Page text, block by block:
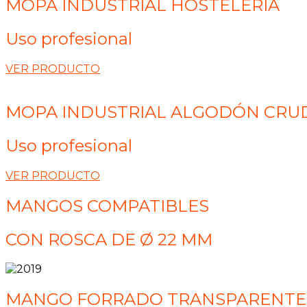
MOPA INDUSTRIAL HOSTELERÍA
Uso profesional
VER PRODUCTO
MOPA INDUSTRIAL ALGODÓN
Uso profesional
VER PRODUCTO
MANGOS COMPATIBLES
CON ROSCA DE Ø 22 MM
MANGO FORRADO TRANSPARENTE